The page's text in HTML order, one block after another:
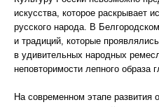
искусства, которое раскрывает
русского народа. В
и традиций, которые
в удивительных народных
неповторимости лепного образа
На современном этапе